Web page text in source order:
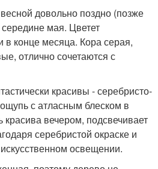
весной довольно поздно (позже
мая. Цветет
конце месяца. Кора серая,
отлично сочетаются с
красивы - серебристо-
с атласным блеском в
вечером, подсвечивает
серебристой окраске и
освещении.